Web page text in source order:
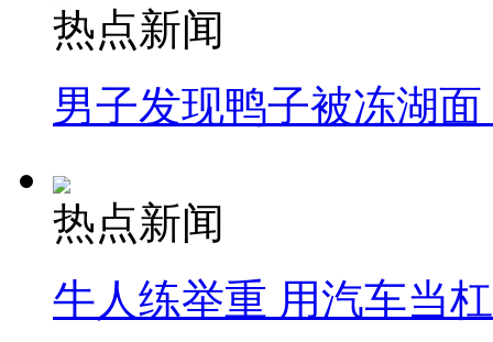
热点新闻
男子发现鸭子被冻湖
热点新闻
牛人练举重 用汽车当